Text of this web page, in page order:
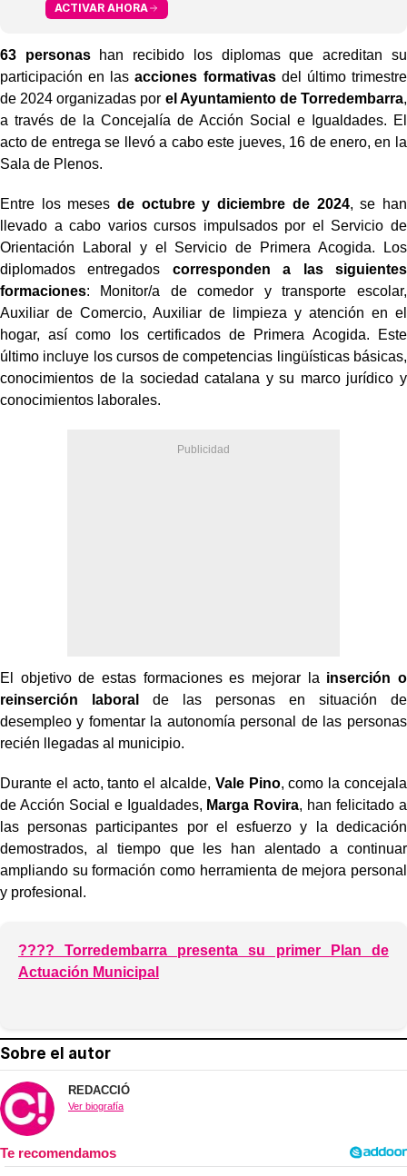
ACTIVAR AHORA
63 personashan recibido los diplomas que acreditan su
participación en las acciones formativasdel último trimestre
de 2024 organizadas por el Ayuntamiento de Torredembarra,
a través de la Concejalía de Acción Social e Igualdades. El
acto de entrega se llevó a cabo este jueves, 16 de enero, en la
Sala de Plenos.
Entre los meses de octubre y diciembre de 2024, se han
llevado a cabo varios cursos impulsados por el Servicio de
Orientación Laboral y el Servicio de Primera Acogida. Los
diplomados entregados corresponden a las siguientes
formaciones: Monitor/a de comedor y transporte escolar,
Auxiliar de Comercio, Auxiliar de limpieza y atención en el
hogar, así como los certificados de Primera Acogida. Este
último incluye los cursos de competencias lingüísticas básicas,
conocimientos de la sociedad catalana y su marco jurídico y
conocimientos laborales.
El objetivo de estas formaciones es mejorar la inserción o
reinserción laboral
de las personas en situación de
desempleo y fomentar la autonomía personal de las personas
recién llegadas al municipio.
Durante el acto, tanto el alcalde, Vale Pino, como la concejala
de Acción Social e Igualdades, Marga Rovira, han felicitado a
las personas participantes por el esfuerzo y la dedicación
demostrados, al tiempo que les han alentado a continuar
ampliando su formación como herramienta de mejora personal
y profesional.
???? Torredembarra presenta su primer Plan de
Actuación Municipal
Sobre el autor
REDACCIÓ
Ver biografía